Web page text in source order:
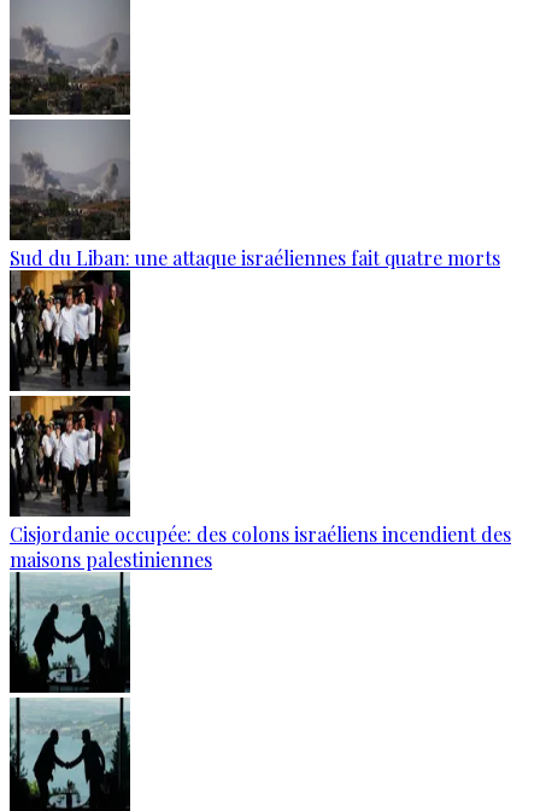
Sud du Liban: une attaque israéliennes fait quatre morts
Cisjordanie occupée: des colons israéliens incendient des
maisons palestiniennes